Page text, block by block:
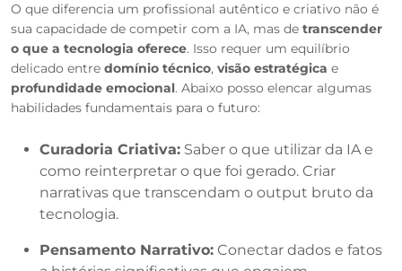
O que diferencia um profissional autêntico e criativo não é
sua capacidade de competir com a IA, mas de transcender
o que a tecnologia oferece. Isso requer um equilíbrio
delicado entre domínio técnico, visão estratégica e
profundidade emocional. Abaixo posso elencar algumas
habilidades fundamentais para o futuro:
Curadoria Criativa: Saber o que utilizar da IA e
como reinterpretar o que foi gerado. Criar
narrativas que transcendam o output bruto da
tecnologia.
Pensamento Narrativo: Conectar dados e fatos